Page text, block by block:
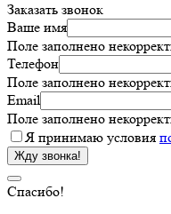
Заказать звонок
Ваше имя
Поле заполнено
Телефон
Поле заполнено
Email
Поле заполнено
Я принимаю условия
Жду звонка!
Спасибо!